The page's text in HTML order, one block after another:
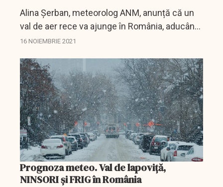
Alina Șerban, meteorolog ANM, anunță că un
val de aer rece va ajunge în România, aducând
cu el temperaturi scăzute în zonele în care, în
media...
16 NOIEMBRIE 2021
Prognoza meteo. Val de lapoviţă,
NINSORI și FRIG în România